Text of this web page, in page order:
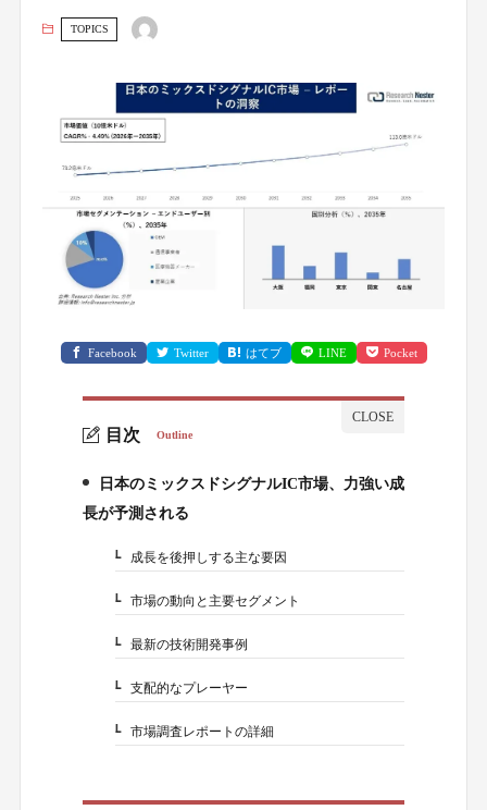
TOPICS
Facebook Twitter はてブ LINE Pocket
目次 Outline
日本のミックスドシグナルIC市場、力強い成
長が予測される
1-1.成長を後押しする主な要因
1-2.市場の動向と主要セグメント
1-3.最新の技術開発事例
1-4.支配的なプレーヤー
1-5.市場調査レポートの詳細